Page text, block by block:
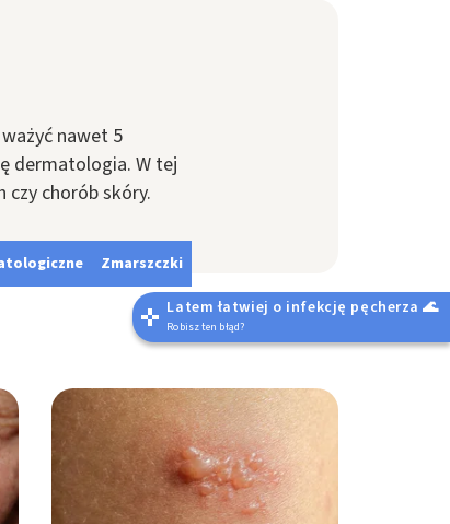
nawet 5
dermatologia. W tej
chorób skóry.
Zmarszczki
Latem łatwiej o infekcję pęcherza 🌊
Robisz ten błąd?